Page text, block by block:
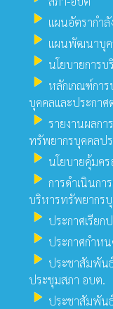
play_arrow แผนอัตรากำลั
play_arrow แผนพัฒนาบุค
play_arrow นโยบายการ
play_arrow หลักเกณฑ์กา
บุคคลและประกาศ
play_arrow รายงานผลก
ทรัพยากรบุคคลป
play_arrow นโยบายคุ้มค
play_arrow การดำเนินกา
บริหารทรัพยากร
play_arrow ประกาศเรียก
play_arrow ประกาศกำห
play_arrow ประชาสัมพัน
ประชุมสภา อบต.
play_arrow ประชาสัมพัน